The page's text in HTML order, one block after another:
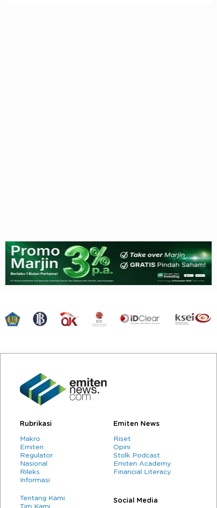
Rubrikasi
Makro
Emiten
Regulator
Nasional
Rileks
Informasi
Emiten News
Riset
Opini
Stolk Podcast
Emiten Academy
Financial Literacy
Tentang Kami
Tim Kami
Social Media